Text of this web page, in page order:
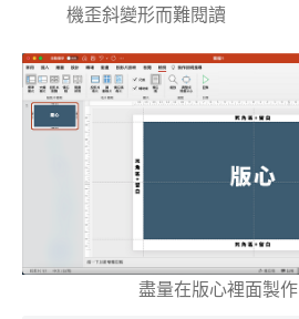
機歪斜變形而難閱讀
盡量在版心裡面製作